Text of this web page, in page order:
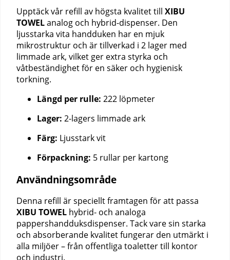
Upptäck vår refill av högsta kvalitet till XIBU
TOWELanalog och hybrid-dispenser. Den
ljusstarka vita handduken har en mjuk
mikrostruktur och är tillverkad i 2 lager med
limmade ark, vilket ger extra styrka och
våtbeständighet för en säker och hygienisk
torkning.
Längd per rulle: 222 löpmeter
Lager: 2-lagers limmade ark
Färg: Ljusstark vit
Förpackning: 5 rullar per kartong
Användningsområde
Denna refill är speciellt framtagen för att passa
XIBU TOWEL hybrid- och analoga
pappershandduksdispenser. Tack vare sin starka
och absorberande kvalitet fungerar den utmärkt i
alla miljöer – från offentliga toaletter till kontor
och industri.